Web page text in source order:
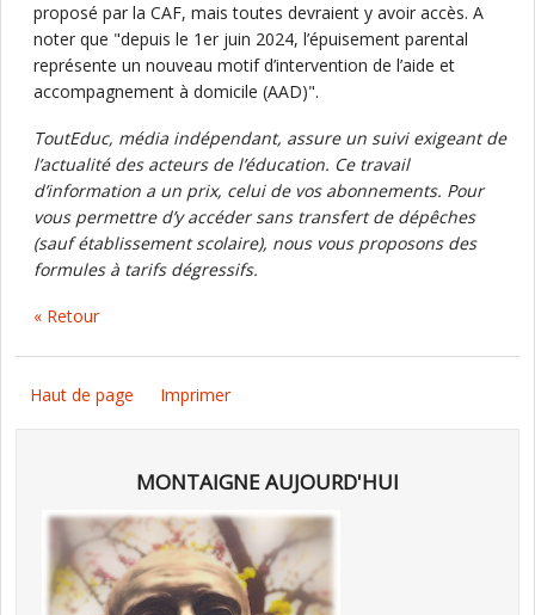
proposé par la CAF, mais toutes devraient y avoir accès. A
noter que "depuis le 1er juin 2024, l’épuisement parental
représente un nouveau motif d’intervention de l’aide et
accompagnement à domicile (AAD)".
ToutEduc, média indépendant, assure un suivi exigeant de
l’actualité des acteurs de l’éducation. Ce travail
d’information a un prix, celui de vos abonnements. Pour
vous permettre d’y accéder sans transfert de dépêches
(sauf établissement scolaire), nous vous proposons des
formules à tarifs dégressifs.
« Retour
Haut de page Imprimer
MONTAIGNE AUJOURD'HUI